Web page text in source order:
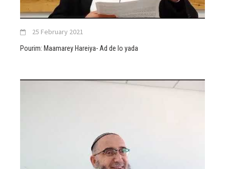
25 February 2021
Pourim: Maamarey Hareiya- Ad de lo yada